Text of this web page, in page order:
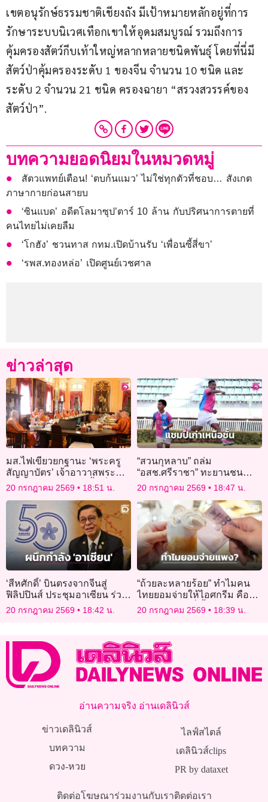
เขตอนุรักษ์ธรรมชาติเชียงถัง มีเป้าหมายหลักอยู่ที่การ
รักษาระบบนิเวศเทือกเขาให้อุดมสมบูรณ์ รวมถึงการ
คุ้มครองสัตว์กีบเท้าใหญ่หลากหลายชนิดพันธุ์ โดยที่นี่มี
สัตว์ป่าคุ้มครองระดับ 1 ของจีน จำนวน 10 ชนิด และ
ระดับ 2 จำนวน 21 ชนิด ครองฉายา “สรวงสวรรค์ของ
สัตว์ป่า”.
บทความยอดนิยมในหมวดหมู่
สัตวแพทย์เตือน! ‘ตบก้นแมว’ ไม่ใช่ทุกตัวที่ชอบ… สังเกต
ภาษากายก่อนสายบ
‘ซินแบด’ อดีตโลมาซุป’ตาร์ 10 ล้าน กับปริศนาการตายที่
คนไทยไม่เคยลืม
‘โกฮัง’ ชวนทาส กทม.เปิดบ้านรับ ‘เพื่อนซี้สี่ขา’
‘รพส.ทองหล่อ’ เปิดศูนย์เวชศาล
ข่าวล่าสุด
มส.ไฟเขียวยกฐานะ ‘พระครู
สัญญาบัตร’ เจ้าอาวาสพระ
อารามหลวง 22 วัด ขึ้นเป็น
‘พระครูชั้นเอก’
20 กรกฎาคม 2569 18:51 น.
“สวนกุหลาบ” ถล่ม
“อสช.ศรีราชา” ทะยานชน
“กท.คริสเตียน” เกมชิงดำ “ศึก
เดลินิวส์ คัพ 2026” 24 ก.ค.นี้
20 กรกฎาคม 2569 18:47 น.
‘สีหศักดิ์’ บินตรงจากจีนสู่
ฟิลิปปินส์ ประชุมอาเซียน ร่วม
สกัดสแกมเมอร์-ภัยคุกคาม
20 กรกฎาคม 2569 18:42 น.
“ถ้วยละหลายร้อย” ทำไมคน
ไทยยอมจ่ายให้ไอศกรีม คือ
ความหรูหราที่เอื้อมถึงหรือแค่
แพงเกินจริง?
20 กรกฎาคม 2569 18:39 น.
อ่านความจริง อ่านเดลินิวส์
ข่าวเดลินิวส์
บทความ
ดวง-หวย
ไลฟ์สไตล์
เดลินิวส์clips
PR by dataxet
ติดต่อโฆษณาร่วมงานกับเราติดต่อเรา